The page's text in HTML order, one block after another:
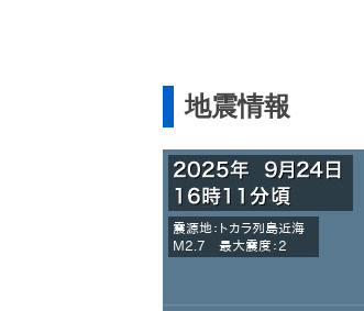
地震情報